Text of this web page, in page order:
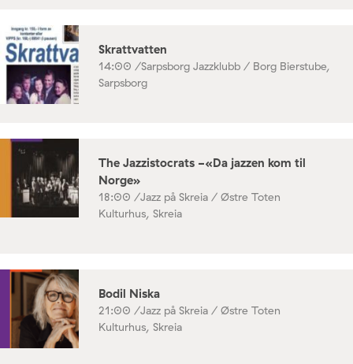
Skrattvatten
14:00 /Sarpsborg Jazzklubb / Borg Bierstube,
Sarpsborg
The Jazzistocrats -«Da jazzen kom til
Norge»
18:00 /Jazz på Skreia / Østre Toten
Kulturhus, Skreia
Bodil Niska
21:00 /Jazz på Skreia / Østre Toten
Kulturhus, Skreia